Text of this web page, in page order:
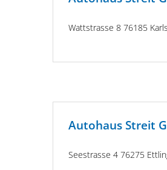
Wattstrasse 8 76185
Autohaus Streit
Seestrasse 4 76275